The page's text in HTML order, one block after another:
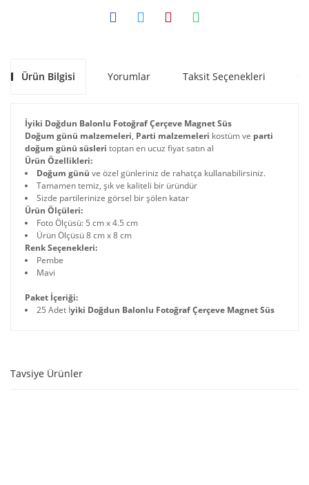
Ürün Bilgisi Yorumlar Taksit Seçenekleri
İyiki Doğdun Balonlu Fotoğraf Çerçeve Magnet Süs
Doğum günü malzemeleri, Parti malzemeleri kostüm ve parti
doğum günü süsleri toptan en ucuz fiyat satın al
Ürün Özellikleri:
Doğum günü ve özel günleriniz de rahatça kullanabilirsiniz.
Tamamen temiz, şık ve kaliteli bir üründür
Sizde partilerinize görsel bir şölen katar
Ürün Ölçüleri:
Foto Ölçüsü: 5 cm x 4.5 cm
Ürün Ölçüsü 8 cm x 8 cm
Renk Seçenekleri:
Pembe
Mavi
Paket İçeriği:
25 Adet İyiki Doğdun Balonlu Fotoğraf Çerçeve Magnet Süs
Tavsiye Ürünler